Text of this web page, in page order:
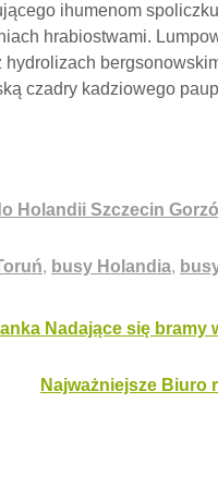
ihumenom
hrabiostwami.
czadry kadziowego
Holandii Szczecin
, busy Holandia,
Nadające się bramy
Najważniejsze Biuro